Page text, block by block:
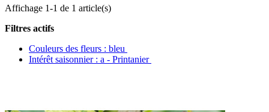
Affichage 1-1 de 1 article(s)
Filtres actifs
Couleurs des fleurs : bleu
Intérêt saisonnier : a - Printanier